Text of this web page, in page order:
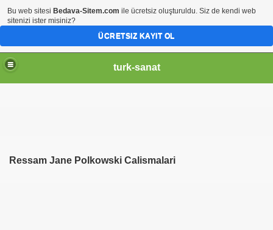
turk-sanat
Ressam Jane Polkowski Calismalari
Bu web sitesi Bedava-Sitem.com ile ücretsiz oluşturuldu. Siz de kendi web
sitenizi ister misiniz?
ÜCRETSIZ KAYIT OL